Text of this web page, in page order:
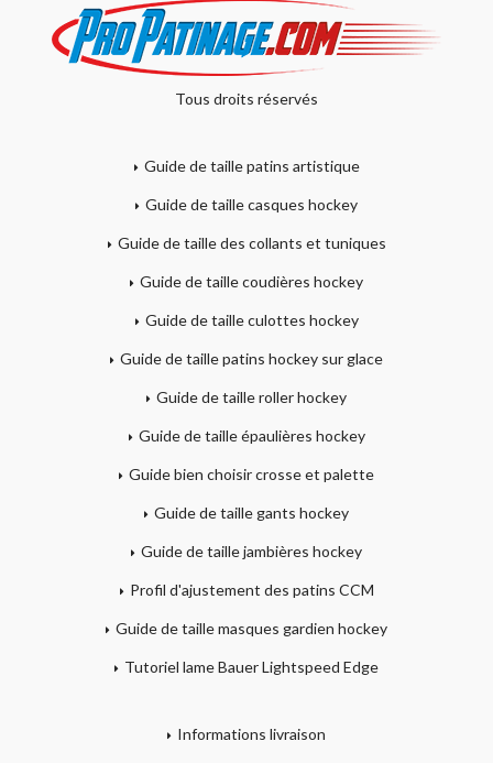
Tous droits réservés
Guide de taille patins artistique
Guide de taille casques hockey
Guide de taille des collants et tuniques
Guide de taille coudières hockey
Guide de taille culottes hockey
Guide de taille patins hockey sur glace
Guide de taille roller hockey
Guide de taille épaulières hockey
Guide bien choisir crosse et palette
Guide de taille gants hockey
Guide de taille jambières hockey
Profil d'ajustement des patins CCM
Guide de taille masques gardien hockey
Tutoriel lame Bauer Lightspeed Edge
Informations livraison